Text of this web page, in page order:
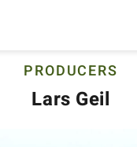
PRODUCERS
Lars Geil